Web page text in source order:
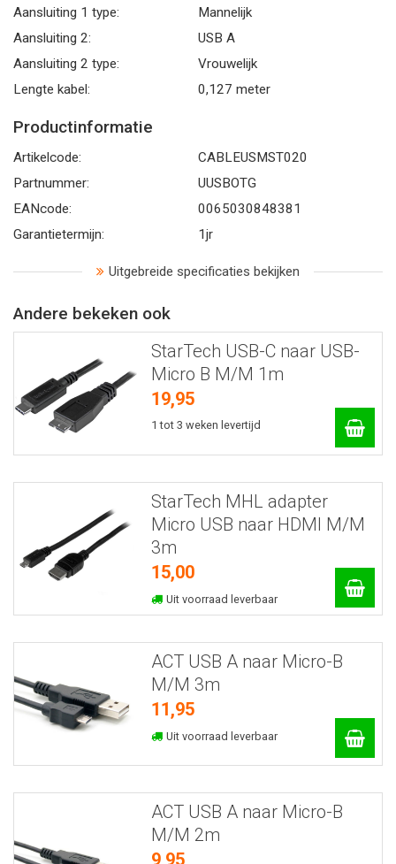
Aansluiting 1 type:
Mannelijk
Aansluiting 2:
USB A
Aansluiting 2 type:
Vrouwelijk
Lengte kabel:
0,127 meter
Productinformatie
Artikelcode:
CABLEUSMST020
Partnummer:
UUSBOTG
EANcode:
0065030848381
Garantietermijn:
1jr
Uitgebreide specificaties bekijken
Andere bekeken ook
StarTech USB-C naar USB-
Micro B M/M 1m
19,95
1 tot 3 weken levertijd
StarTech MHL adapter
Micro USB naar HDMI M/M
3m
15,00
Uit voorraad leverbaar
ACT USB A naar Micro-B
M/M 3m
11,95
Uit voorraad leverbaar
ACT USB A naar Micro-B
M/M 2m